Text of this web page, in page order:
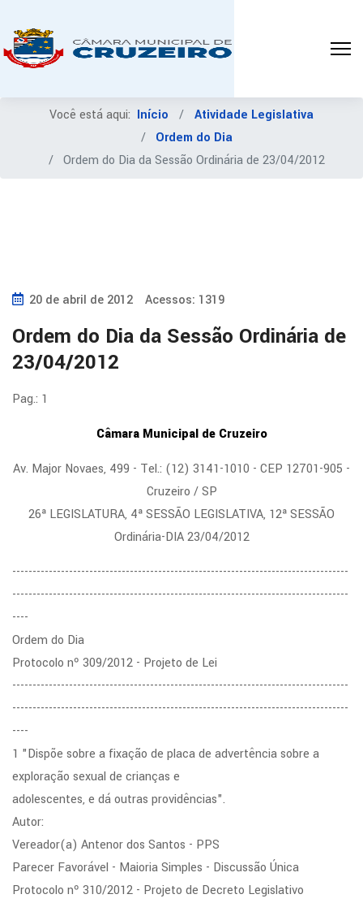
Você está aqui: Início
Atividade Legislativa
Ordem do Dia
Ordem do Dia da Sessão Ordinária de 23/04/2012
20 de abril de 2012 Acessos: 1319
Ordem do Dia da Sessão Ordinária de
23/04/2012
Pag.: 1
Câmara Municipal de Cruzeiro
Av. Major Novaes, 499 - Tel.: (12) 3141-1010 - CEP 12701-905 -
Cruzeiro / SP
26ª LEGISLATURA, 4ª SESSÃO LEGISLATIVA, 12ª SESSÃO
Ordinária-DIA 23/04/2012
-----------------------------------------------------------------------------------
-----------------------------------------------------------------------------------
----
Ordem do Dia
Protocolo nº 309/2012 - Projeto de Lei
-----------------------------------------------------------------------------------
-----------------------------------------------------------------------------------
----
1 "Dispõe sobre a fixação de placa de advertência sobre a
exploração sexual de crianças e
adolescentes, e dá outras providências".
Autor:
Vereador(a) Antenor dos Santos - PPS
Parecer Favorável - Maioria Simples - Discussão Única
Protocolo nº 310/2012 - Projeto de Decreto Legislativo